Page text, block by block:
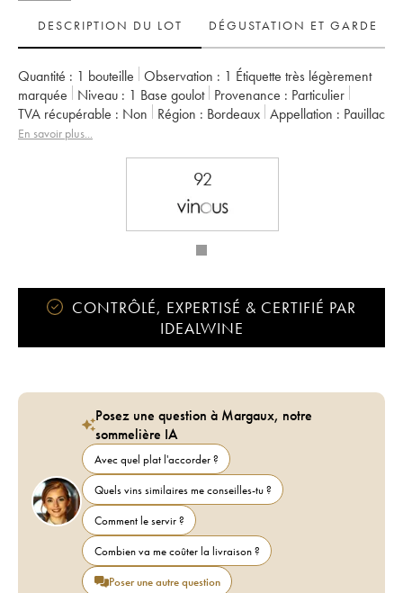
DESCRIPTION DU LOT
DÉGUSTATION ET GARDE
Quantité : 1 bouteille Observation : 1 Étiquette très légèrement
marquée
Niveau : 1 Base goulot Provenance : particulier
TVA récupérable :
non Région : Bordeaux Appellation : Pauillac
Classement :
En savoir plus...
92
CONTRÔLÉ, EXPERTISÉ & CERTIFIÉ PAR
IDEALWINE
Posez une question à Margaux, notre
sommelière IA
Avec quel plat l'accorder ?
Quels vins similaires me conseilles-tu ?
Comment le servir ?
Combien va me coûter la livraison ?
Poser une autre question